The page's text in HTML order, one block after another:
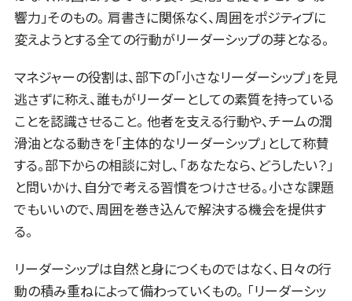
響力」そのもの。 肩書きに関係なく、周囲をポジティブに
変えようとする全ての行動がリーダーシップの芽となる。
マネジャーの役割は、部下の「小さなリーダーシップ」を見
逃さずに称え、誰もがリーダーとしての素質を持っている
ことを認識させること。 他者を支える行動や、チームの潤
滑油となる動きを「主体的なリーダーシップ」として称賛
する。部下からの相談に対し、「あなたなら、どうしたい？」
と問いかけ、自分で考える習慣をつけさせる。小さな課題
でもいいので、周囲を巻き込んで解決する機会を提供す
る。
リーダーシップは自然と身につくものではなく、日々の行
動の積み重ねによって備わっていくもの。 「リーダーシッ